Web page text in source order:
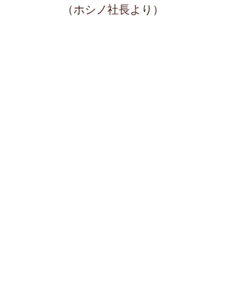
（ホシノ社長より）